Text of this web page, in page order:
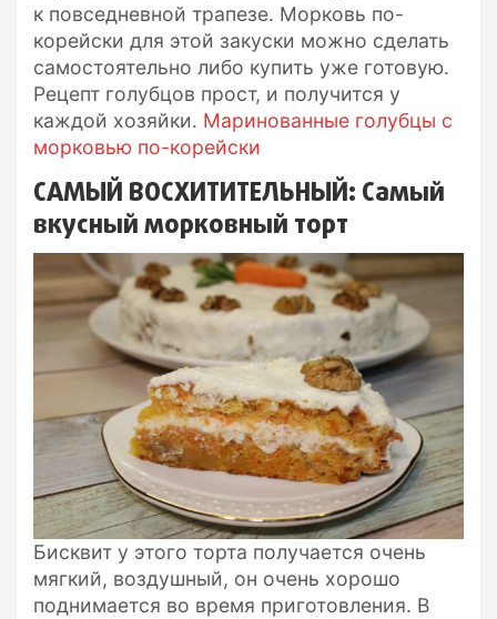
к повседневной трапезе. Морковь по-
корейски для этой закуски можно сделать
самостоятельно либо купить уже готовую.
Рецепт голубцов прост, и получится у
каждой хозяйки. Маринованные голубцы с
морковью по-корейски
САМЫЙ ВОСХИТИТЕЛЬНЫЙ: Самый
вкусный морковный торт
Бисквит у этого торта получается очень
мягкий, воздушный, он очень хорошо
поднимается во время приготовления. В